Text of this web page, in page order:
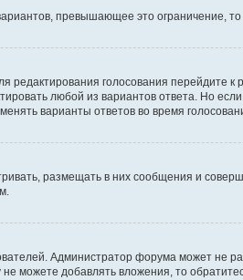
превышающее это ограничение,
редактирования голосования перейдите
любой из вариантов ответа. Но
варианты ответов во время
размещать в них сообщения и
Администратор форума может не
можете добавлять вложения, то